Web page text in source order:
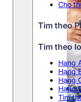
Cho
Tìm theo
Tìm theo
Hang
Hạng
Hạng
Hạng
Tìm